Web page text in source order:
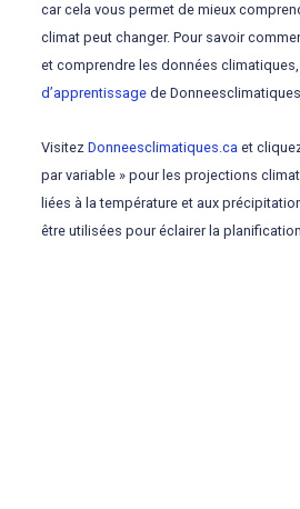
car cela vous permet de mieux
climat peut changer. Pour savoir
et comprendre les données
d’apprentissage de
VisitezDonneesclimatiques.ca et
par variable » pour les projections
liées à la température et aux
être utilisées pour éclairer la